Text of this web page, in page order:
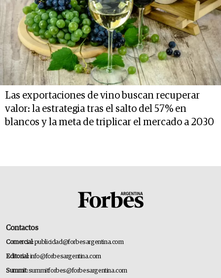
Las exportaciones de vino buscan recuperar
valor: la estrategia tras el salto del 57% en
blancos y la meta de triplicar el mercado a 2030
Contactos
Comercial:publicidad@forbesargentina.com
Editorial:info@forbesargentina.com
Summit:summitforbes@forbesargentina.com